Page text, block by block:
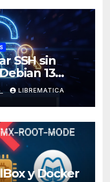
SSH sin
13
LIBREMATICA
y Docker